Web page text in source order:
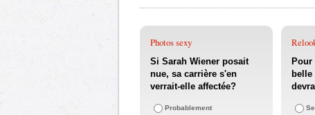
Photos sexy
Si Sarah Wiener posait
nue, sa carrière s'en
verrait-elle affectée?
Probablement
Pour
belle